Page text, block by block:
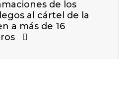
de los
al cártel de la
a más de 16